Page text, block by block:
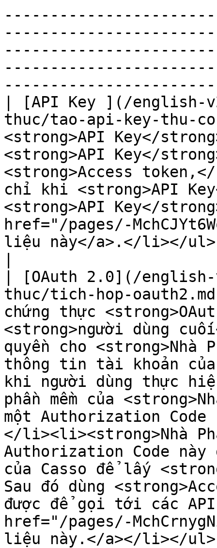
| [API Key ](/english-
thuc/tao-api-key-thu-
<strong>API Key</
<strong>API Key</
<strong>Access
chỉ khi <strong>API
<strong>API Key</
href="/pages/-
liệu này</a>.</li></ul>
| [OAuth 2.0](/english-
thuc/tich-hop-
chứng thực
<strong>người dùng
quyền cho
thông tin tài khoản
khi người dùng thực
phần mềm của
một Authorization
</li><li><strong>Nhà
Authorization Code
của Casso để lấy
Sau đó dùng
được để gọi tới các API
href="/pages/-
liệu này.</a></li></